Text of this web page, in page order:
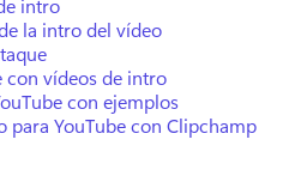
intro
la intro del vídeo
con vídeos de intro
con ejemplos
YouTube con Clipchamp